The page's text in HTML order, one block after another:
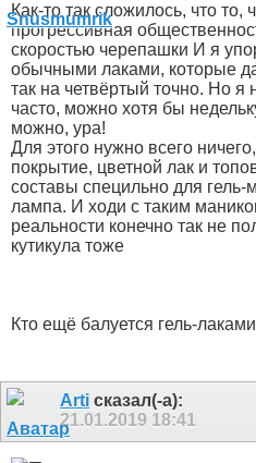
Как-то так сложилось, что то,
прогрессивная
скоростью черепашки И я
обычными лаками, которые
так на четвёртый точно. Но я
часто, можно хотя бы
можно, ура!
Для этого нужно всего
покрытие, цветной лак и
составы специльно для
лампа. И ходи с таким
реальности конечно так не
кутикула тоже
Кто ещё балуется гель-
Arti сказал(-а):
21.01.2019 18:41